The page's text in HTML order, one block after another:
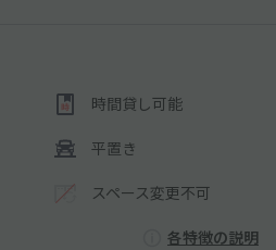
時間貸し可能
平置き
スペース変更不可
各特徴の説明